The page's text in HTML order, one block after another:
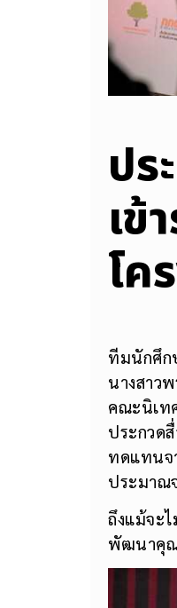
ปร
เข้
โค
ทีมนักศึก
นางสาว
คณะนิเท
ประกวด
ทดแทนจ
ประมาณ
ถึงแม้จะ
พัฒนาคุณ